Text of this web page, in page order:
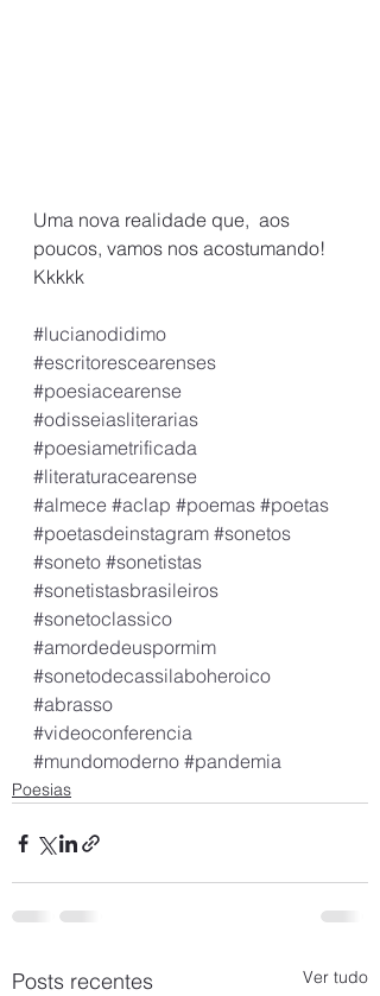
Uma nova realidade que,  aos
poucos, vamos nos acostumando!
Kkkkk
#lucianodidimo
#escritorescearenses
#poesiacearense
#odisseiasliterarias
#poesiametrificada
#literaturacearense
#almece #aclap #poemas #poetas
#poetasdeinstagram #sonetos
#soneto #sonetistas
#sonetistasbrasileiros
#sonetoclassico
#amordedeuspormim
#sonetodecassilaboheroico
#abrasso
#videoconferencia
#mundomoderno #pandemia
Poesias
Posts recentes Ver tudo